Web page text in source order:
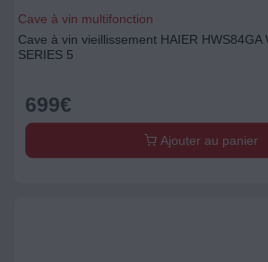
Cave à vin multifonction
Cave à vin vieillissement HAIER HWS84GA
SERIES 5
699€
Ajouter au panier